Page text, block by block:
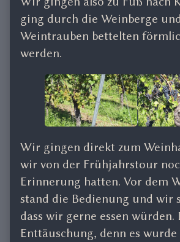
ging durch die Weinberge
Weintrauben bettelten
werden.
Wir gingen direkt zum
wir von der Frühjahrstour
Erinnerung hatten. Vor dem
stand die Bedienung und wir
dass wir gerne essen würden.
Enttäuschung, denn es wurde